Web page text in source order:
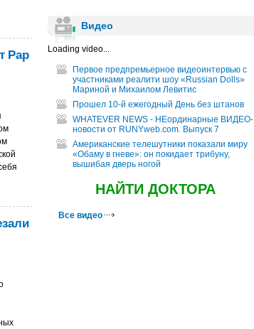
Рар
Видео
Loading video...
Первое предпремьерное видеоинтервью с
участниками реалити шоу «Russian Dolls»
Мариной и Михаилом Левитис
Прошел 10-й ежегодный День без штанов
WHATEVER NEWS - НЕординарные ВИДЕО-
новости от RUNYweb.com. Выпуск 7
Американские телешутники показали миру
«Обаму в гневе»: он покидает трибуну,
вышибая дверь ногой
НАЙТИ ДОКТОРА
Все видео